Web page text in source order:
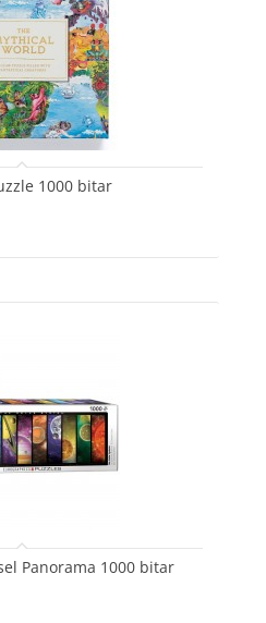
1000 bitar
Panorama 1000 bitar